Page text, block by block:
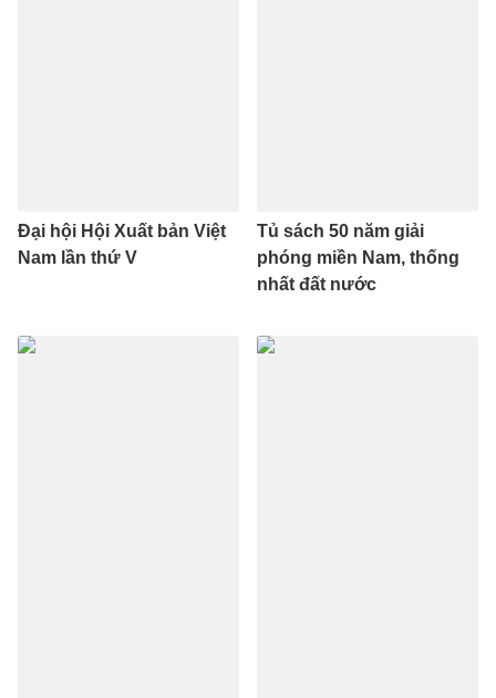
Đại hội Hội Xuất bản Việt
Nam lần thứ V
Tủ sách 50 năm giải
phóng miền Nam, thống
nhất đất nước